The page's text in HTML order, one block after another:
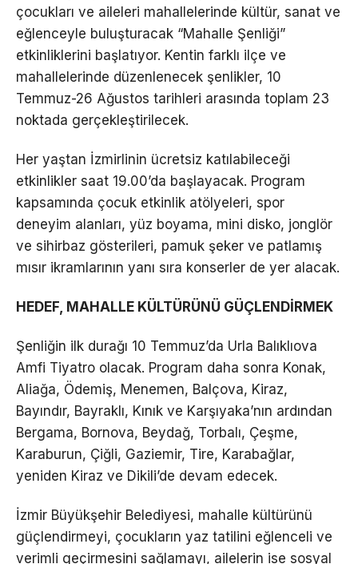
çocukları ve aileleri mahallelerinde kültür, sanat ve
eğlenceyle buluşturacak “Mahalle Şenliği”
etkinliklerini başlatıyor. Kentin farklı ilçe ve
mahallelerinde düzenlenecek şenlikler, 10
Temmuz-26 Ağustos tarihleri arasında toplam 23
noktada gerçekleştirilecek.
Her yaştan İzmirlinin ücretsiz katılabileceği
etkinlikler saat 19.00’da başlayacak. Program
kapsamında çocuk etkinlik atölyeleri, spor
deneyim alanları, yüz boyama, mini disko, jonglör
ve sihirbaz gösterileri, pamuk şeker ve patlamış
mısır ikramlarının yanı sıra konserler de yer alacak.
HEDEF, MAHALLE KÜLTÜRÜNÜ GÜÇLENDİRMEK
Şenliğin ilk durağı 10 Temmuz’da Urla Balıklıova
Amfi Tiyatro olacak. Program daha sonra Konak,
Aliağa, Ödemiş, Menemen, Balçova, Kiraz,
Bayındır, Bayraklı, Kınık ve Karşıyaka’nın ardından
Bergama, Bornova, Beydağ, Torbalı, Çeşme,
Karaburun, Çiğli, Gaziemir, Tire, Karabağlar,
yeniden Kiraz ve Dikili’de devam edecek.
İzmir Büyükşehir Belediyesi, mahalle kültürünü
güçlendirmeyi, çocukların yaz tatilini eğlenceli ve
verimli geçirmesini sağlamayı, ailelerin ise sosyal